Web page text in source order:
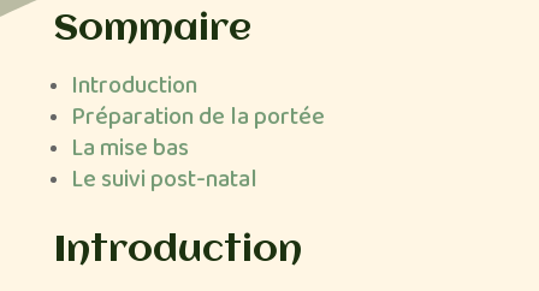
Sommaire
Introduction
Préparation de la portée
La mise bas
Le suivi post-natal
Introduction